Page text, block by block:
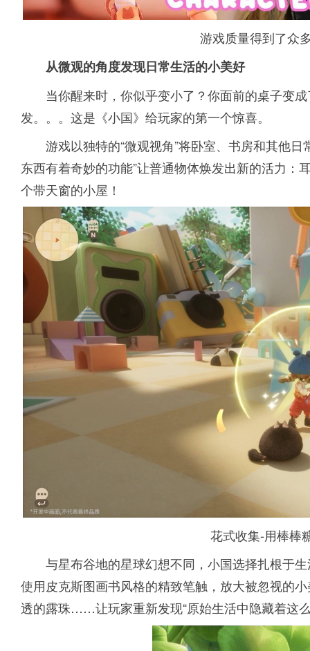
游戏质量得到了众
从微观的角度发现日常生活的小美好
当你醒来时，你似乎变小了？你面前的桌子变
发。。。这是《小国》给玩家的第一个惊喜。
游戏以独特的“微观视角”将卧室、书房和其他
东西有着奇妙的功能”让普通物体焕发出新的活力
个带天窗的小屋！
花式收集-用棒棒
与星布谷地的星球幻想不同，小国选择扎根于
使用皮克斯图画书风格的精致笔触，放大被忽视的
透的露珠……让玩家重新发现“原始生活中隐藏着这